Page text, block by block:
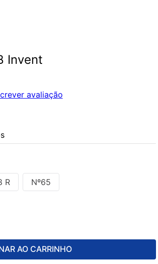
Invent
avaliação
R Nº65
AO CARRINHO